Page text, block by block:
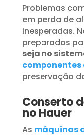
Problemas
em perda de
inesperadas.
preparados
seja no
componentes
preservação
Conserto
no Hauer
As máquinas